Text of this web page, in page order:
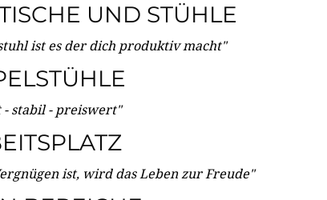
UND STÜHLE
ist es der dich produktiv macht"
- stabil - preiswert"
ist, wird das Leben zur Freude"